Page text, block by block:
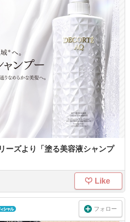
ーズより「塗る美容液シャンプ
Like
フォロー